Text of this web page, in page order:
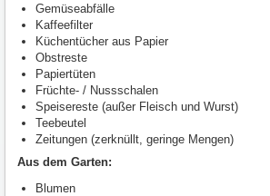
Gemüseabfälle
Kaffeefilter
Küchentücher aus Papier
Obstreste
Papiertüten
Früchte- / Nussschalen
Speisereste (außer Fleisch und Wurst)
Teebeutel
Zeitungen (zerknüllt, geringe Mengen)
Aus dem Garten:
Blumen